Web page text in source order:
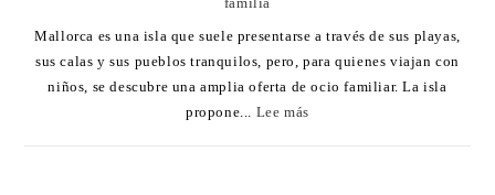
Mallorca es una isla que suele presentarse a través de sus playas,
sus calas y sus pueblos tranquilos, pero, para quienes viajan con
niños, se descubre una amplia oferta de ocio familiar. La isla
propone... Lee más